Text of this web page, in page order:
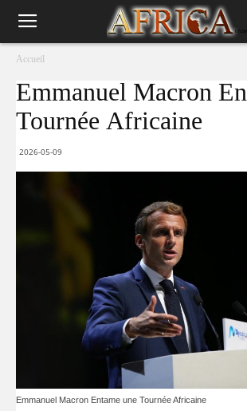
Accueil
Emmanuel Macron
Tournée Africaine
2026-05-09
Emmanuel Macron Entame une Tournée Africaine